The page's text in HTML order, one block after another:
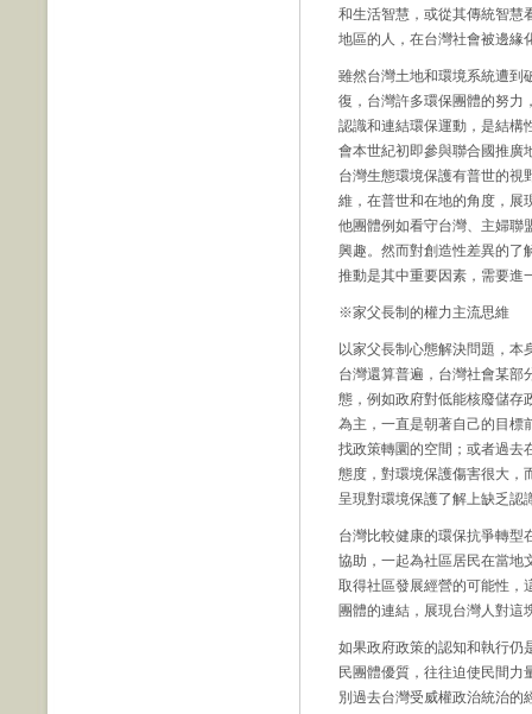
和生活智慧，或從其傳統智慧
地區的人，在台灣社會被邊緣
雖然台灣土地和環境系統遭到
復，台灣許多環保團體的努力
認識和連結環保運動，是結構
會本世紀初即參與聯合國推廣
台灣生態環境保護有普世的視
維，在普世和在地的角度，展
他團體例如看守台灣、主婦聯
興趣。然而對創造性差異的了
推動是其中重要因素，需要進
※家父長制的權力主流思維
以家父長制心態解決問題，本
台灣還算普遍，台灣社會某部
態，例如政府對低能核廢儲存
為主，一直是朝著自己的目標
找政策轉圜的空間；或者過去
態度，對環境保護傷害很大，
呈現對環境保護了解上缺乏認
台灣比較健康的環保抗爭轉型
協助，一起為社區居民在當地
取得社區發展經營的可能性，
團體的連結，展現台灣人對這
如果政府政策的認知和執行仍
民團體優質，往往迫使民間力
別過去台灣受威權政治統治的